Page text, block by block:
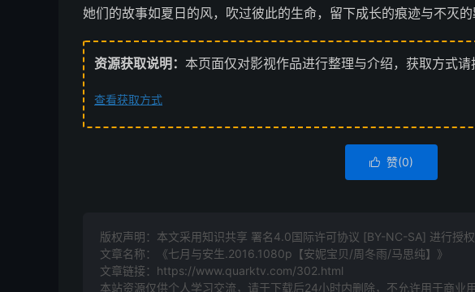
她们的故事如夏日的风，吹过彼此的生命，留下成长的痕迹与不灭的
资源获取说明： 本页面仅对影视作品进行整理与介绍，获取方式请
查看获取方式
 赞(0)
版权声明：本文采用知识共享 署名4.0国际许可协议 [BY-NC-SA] 进行授权
文章名称：《七月与安生.2016.1080p【安妮宝贝/周冬雨/马思纯】》
文章链接： https://www.quarktv.com/302.html
本站资源仅供个人学习交流，请于下载后24小时内删除，不允许用于商业